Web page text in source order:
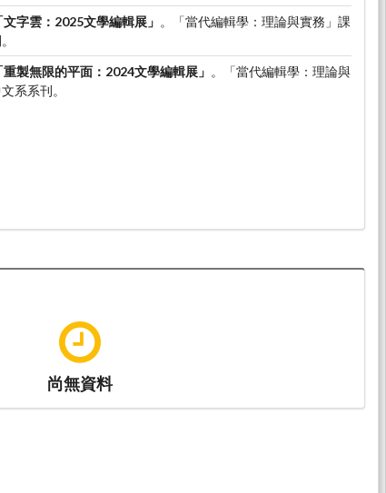
字雲：2025文學編輯展」 。「當代編輯學：理論與實務」課
製無限的平面：2024文學編輯展」 。「當代編輯學：理論與
系系刊。
尚無資料